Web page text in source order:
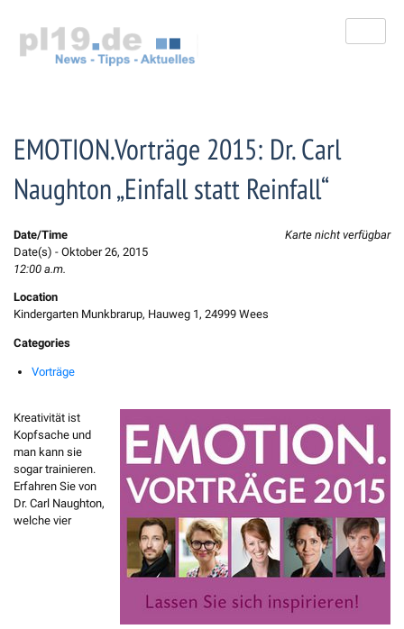
springen
EMOTION.Vorträge 2015: Dr. Carl
Naughton „Einfall statt Reinfall“
Karte nicht verfügbar
Date/Time
Date(s) - Oktober 26, 2015
12:00 a.m.
Location
Kindergarten Munkbrarup, Hauweg 1, 24999 Wees
Categories
Vorträge
Kreativität ist
Kopfsache und
man kann sie
sogar trainieren.
Erfahren Sie von
Dr. Carl Naughton,
welche vier